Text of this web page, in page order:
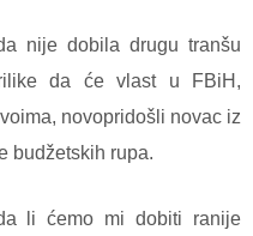
nije dobila drugu tranšu
da će vlast u FBiH,
novopridošli novac iz
budžetskih rupa.
li ćemo mi dobiti ranije